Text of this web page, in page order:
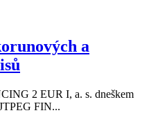
a
2 EUR I, a. s. dneškem
FIN...